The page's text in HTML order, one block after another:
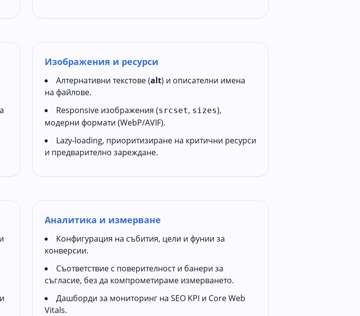
Изображения и ресурси
Алтернативни текстове (alt) и описателни имена
на файлове.
Responsive изображения (srcset, sizes),
модерни формати (WebP/AVIF).
Lazy‑loading, приоритизиране на критични ресурси
и предварително зареждане.
Аналитика и измерване
Конфигурация на събития, цели и фунии за
конверсии.
Съответствие с поверителност и банери за
съгласие, без да компрометираме измерването.
Дашборди за мониторинг на SEO KPI и Core Web
Vitals.